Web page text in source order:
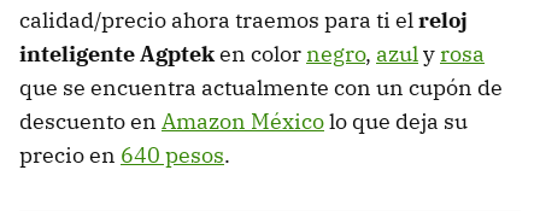
calidad/precio ahora traemos para ti elreloj
inteligente Agpteken colornegro, azulyrosa
que se encuentra actualmente con un cupón de
descuento en Amazon Méxicolo que deja su
precio en 640 pesos.